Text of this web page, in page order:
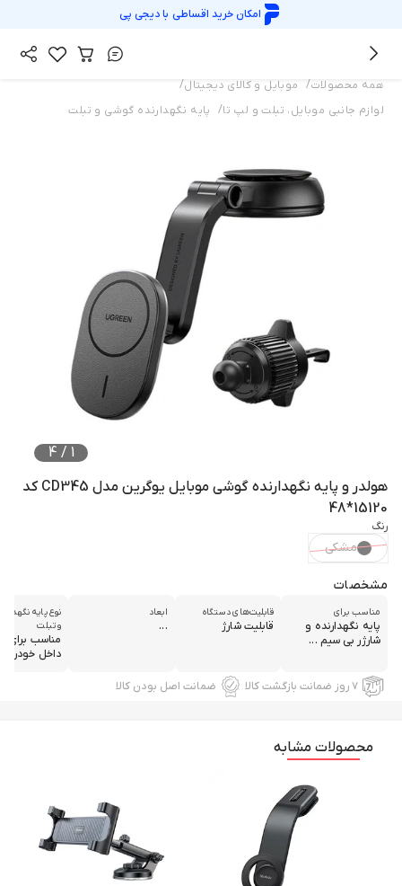
امکان خرید اقساطی بادیجی پی
همه محصولات/ موبایل و کالای دیجیتال/
لوازم جانبی موبایل، تبلت و لپ تا/ پایه نگهدارنده گوشی و تبلت
1
/
4
هولدر و پایه نگهدارنده گوشی موبایل یوگرین مدل CD345 کد
15120*48
رنگ
مشکی
مشخصات
مناسب برای
پایه نگهدارنده و
شارژر بی سیم ...
قابلیت‌های دستگاه
قابلیت شارژ
ابعاد
...
نوع پایه
و تبلت
مناسب برای
داخل خودرو
۷ روز ضمانت بازگشت کالا ضمانت اصل بودن کالا
محصولات مشابه